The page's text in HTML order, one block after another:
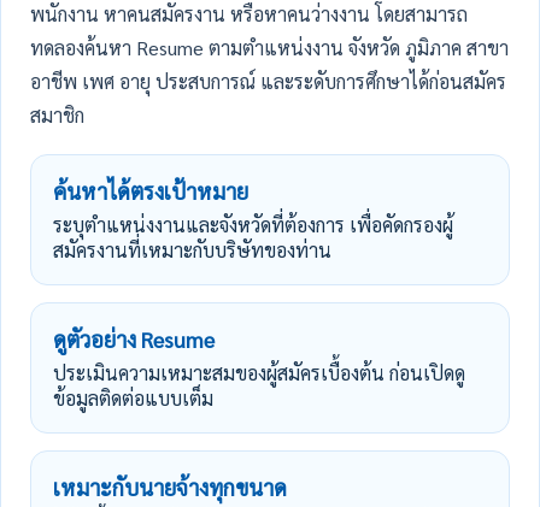
พนักงาน หาคนสมัครงาน หรือหาคนว่างงาน โดยสามารถ
ทดลองค้นหา Resume ตามตำแหน่งงาน จังหวัด ภูมิภาค สาขา
อาชีพ เพศ อายุ ประสบการณ์ และระดับการศึกษาได้ก่อนสมัคร
สมาชิก
ค้นหาได้ตรงเป้าหมาย
ระบุตำแหน่งงานและจังหวัดที่ต้องการ เพื่อคัดกรองผู้
สมัครงานที่เหมาะกับบริษัทของท่าน
ดูตัวอย่าง Resume
ประเมินความเหมาะสมของผู้สมัครเบื้องต้น ก่อนเปิดดู
ข้อมูลติดต่อแบบเต็ม
เหมาะกับนายจ้างทุกขนาด